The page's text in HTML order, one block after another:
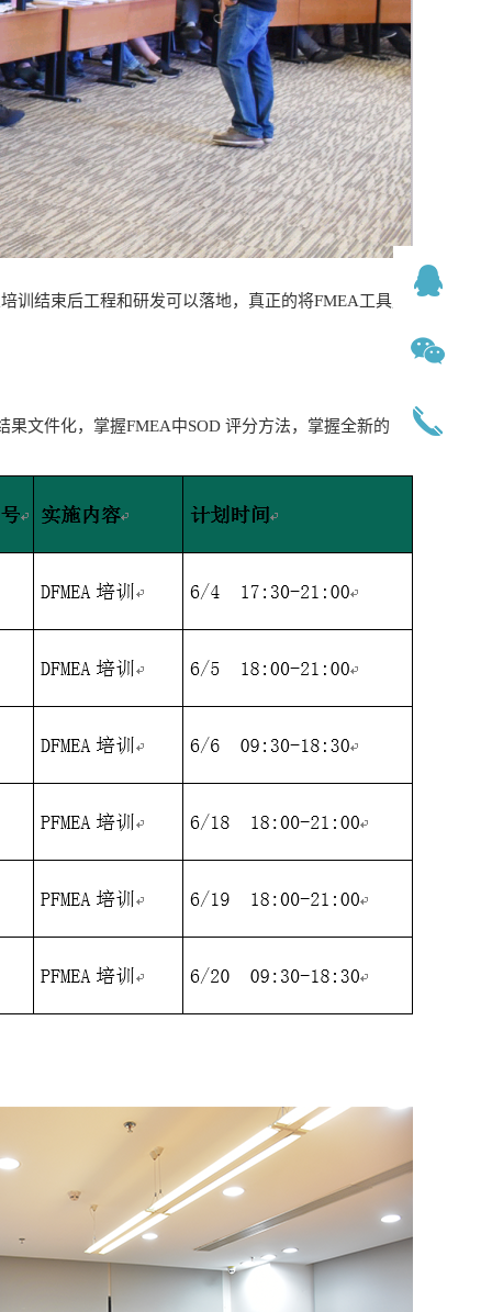
结束后工程和研发可以落地，真正的将FMEA工具用
文件化，掌握FMEA中SOD 评分方法，掌握全新的